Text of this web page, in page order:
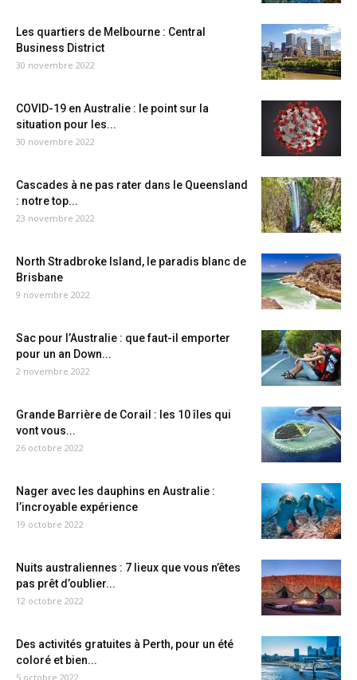
Les quartiers de Melbourne : Central
Business District
30 novembre 2022
COVID-19 en Australie : le point sur la
situation pour les...
30 novembre 2022
Cascades à ne pas rater dans le Queensland
: notre top...
23 novembre 2022
North Stradbroke Island, le paradis blanc de
Brisbane
9 novembre 2022
Sac pour l’Australie : que faut-il emporter
pour un an Down...
2 novembre 2022
Grande Barrière de Corail : les 10 îles qui
vont vous...
26 octobre 2022
Nager avec les dauphins en Australie :
l’incroyable expérience
19 octobre 2022
Nuits australiennes : 7 lieux que vous n’êtes
pas prêt d’oublier...
12 octobre 2022
Des activités gratuites à Perth, pour un été
coloré et bien...
5 octobre 2022